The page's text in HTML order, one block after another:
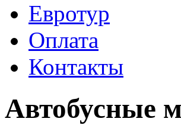
Евротур
Оплата
Контакты
Автобусные